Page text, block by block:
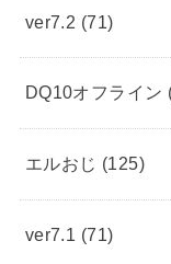
ver7.2 (71)
DQ10オフライン
エルおじ (125)
ver7.1 (71)